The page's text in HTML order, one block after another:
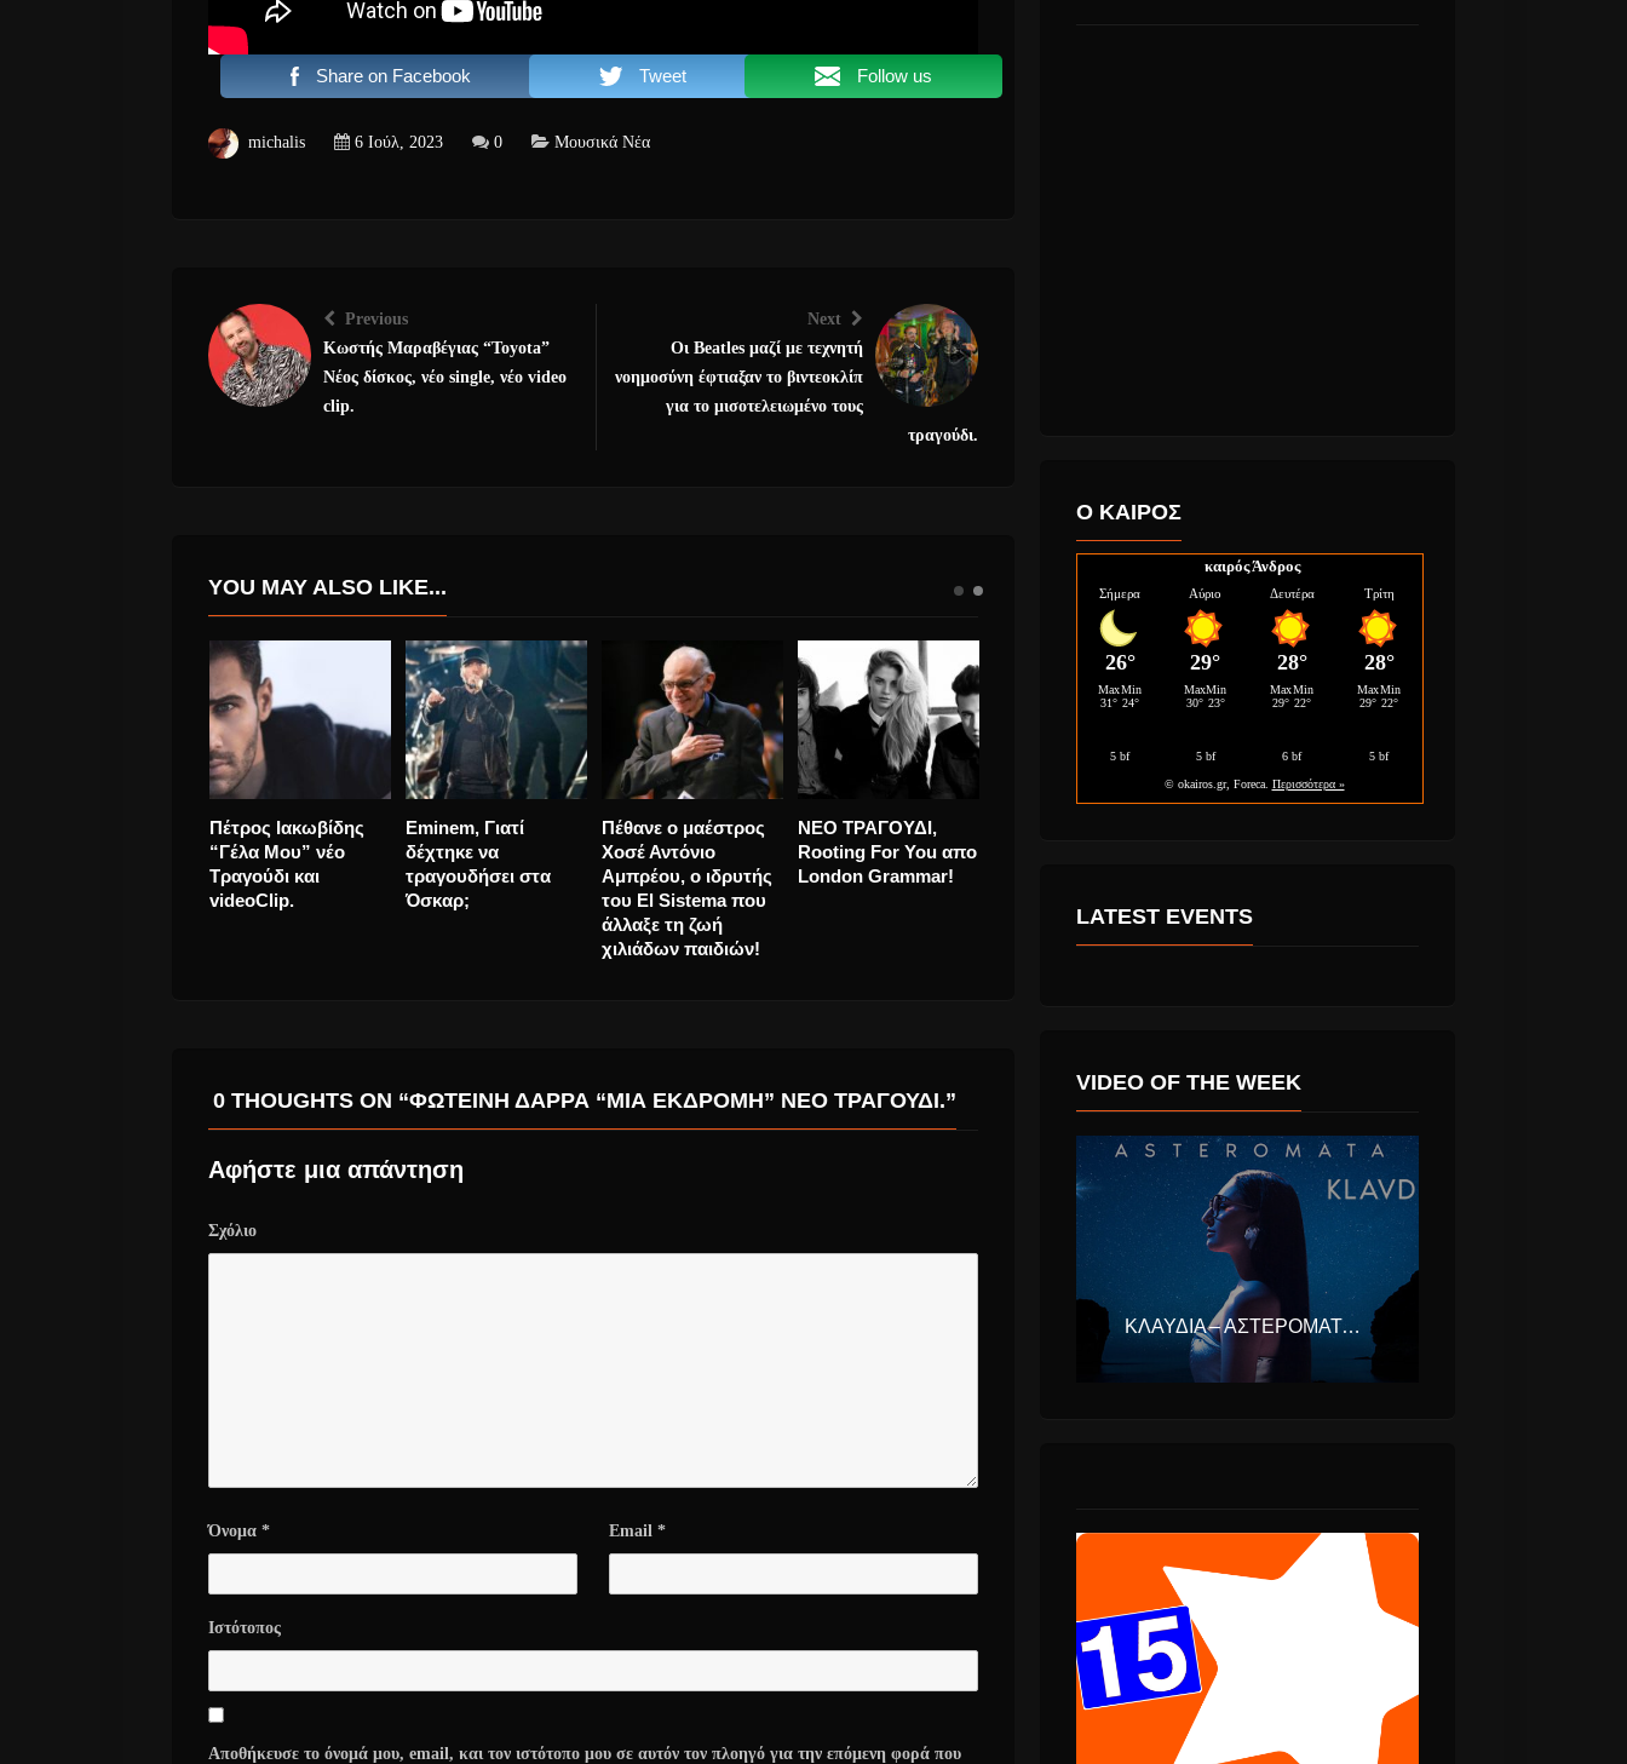
Share on Facebook Tweet Follow us
michalis 6 Ιούλ, 2023 0 Μουσικά Νέα
Previous
Κωστής Μαραβέγιας “Toyota”
Νέος δίσκος, νέο single, νέο video
clip.
Next
Οι Beatles μαζί με τεχνητή
νοημοσύνη έφτιαξαν το βιντεοκλίπ
για το μισοτελειωμένο τους
τραγούδι.
YOU MAY ALSO LIKE...
Eurovision, Με
βαλκανικό ήχο και
ποντιακά η ελληνική
συμμετοχή
Στέλιος Ρόκκος “40
Κύματα” νέο
τραγούδι και
videoClip
Πέτρος Ιακωβίδης
“Γέλα Μου” νέο
Τραγούδι και
videoClip.
Eminem, Γιατί
δέχτηκε να
τραγουδήσει στα
άλλαξε τη ζωή
χιλιάδων παιδιών!
0 THOUGHTS ON “ΦΩΤΕΙΝΉ ΔΆΡΡΑ “ΜΙΑ ΕΚΔΡΟΜΉ” ΝΈΟ ΤΡΑΓΟΎΔΙ.”
Αφήστε μια απάντηση
Σχόλιο
Όνομα * Email *
Ιστότοπος
Αποθήκευσε το όνομά μου, email, και τον ιστότοπο μου σε αυτόν τον πλοηγό για την επόμενη φορά που
Ο ΚΑΙΡΟΣ
καιρός Άνδρος
LATEST EVENTS
VIDEO OF THE WEEK
ΚΛΑΥΔΊΑ – ΑΣΤΕΡΟΜΆΤΑ (EUROVISION ΕΛΛΆΔΑ 2025)